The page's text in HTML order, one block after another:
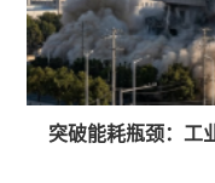
突破能耗瓶颈：工